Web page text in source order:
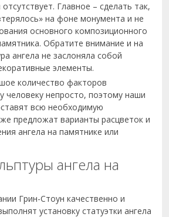
Главное – сделать так,
на фоне монумента и не
основного композиционного
Обратите внимание и на
ангела не заслоняла собой
элементы.
количество факторов
человеку непросто, поэтому наши
всю необходимую
предложат варианты расцветок и
ангела на памятнике или
ангела на
Грин-Стоун качественно и
установку статуэтки ангела